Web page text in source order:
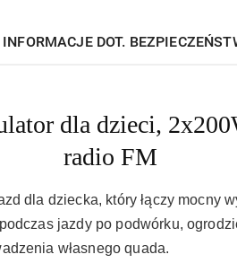
INFORMACJE DOT.
dla dzieci,
radio FM
dla dziecka, który łączy mocny
jazdy po podwórku,
własnego quada.